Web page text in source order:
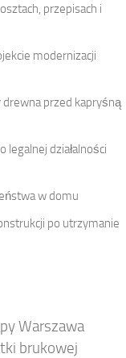
przepisach i
modernizacji
drewna przed kapryśną
legalnej działalności
w domu
po utrzymanie
Warszawa
brukowej